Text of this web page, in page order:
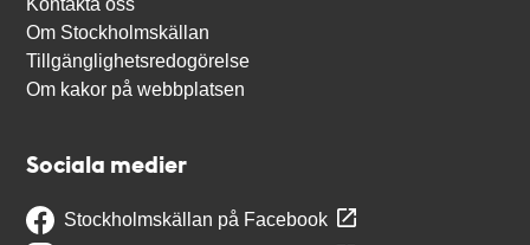
Kontakta oss
Om Stockholmskällan
Tillgänglighetsredogörelse
Om kakor på webbplatsen
Sociala medier
Stockholmskällan på Facebook